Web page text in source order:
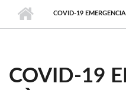
COVID-19
COVID-19